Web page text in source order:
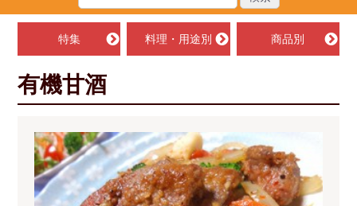
特集 料理・用途別 商品別
有機甘酒